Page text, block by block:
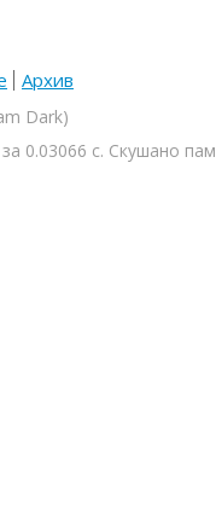
Архив
Dark)
0.03066 с. Скушано